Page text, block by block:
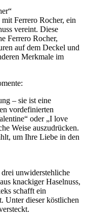
Ferrero Rocher, ein
vereint. Diese
Ferrero Rocher,
auf dem Deckel und
Merkmale im
– sie ist eine
vordefinierten
oder „I love
Weise auszudrücken.
um Ihre Liebe in den
unwiderstehliche
knackiger Haselnuss,
schafft ein
Unter dieser köstlichen